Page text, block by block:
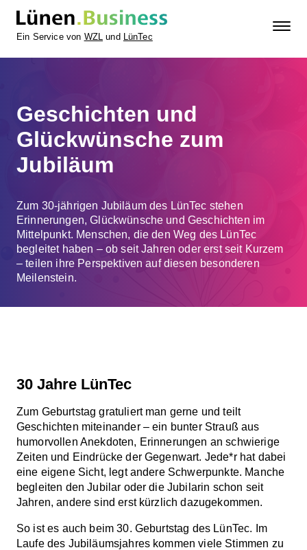
Ein Service von WZL und LünTec
Geschichten und
Glückwünsche zum
Jubiläum
Zum 30-jährigen Jubiläum des LünTec stehen
Erinnerungen, Glückwünsche und Geschichten im
Mittelpunkt. Menschen, die den Weg des LünTec
begleitet haben – ob seit Jahren oder erst seit Kurzem
– teilen ihre Perspektiven auf diesen besonderen
Meilenstein.
30 Jahre LünTec
Zum Geburtstag gratuliert man gerne und teilt
Geschichten miteinander – ein bunter Strauß aus
humorvollen Anekdoten, Erinnerungen an schwierige
Zeiten und Eindrücke der Gegenwart. Jede*r hat dabei
eine eigene Sicht, legt andere Schwerpunkte. Manche
begleiten den Jubilar oder die Jubilarin schon seit
Jahren, andere sind erst kürzlich dazugekommen.
So ist es auch beim 30. Geburtstag des LünTec. Im
Laufe des Jubiläumsjahres kommen viele Stimmen zu